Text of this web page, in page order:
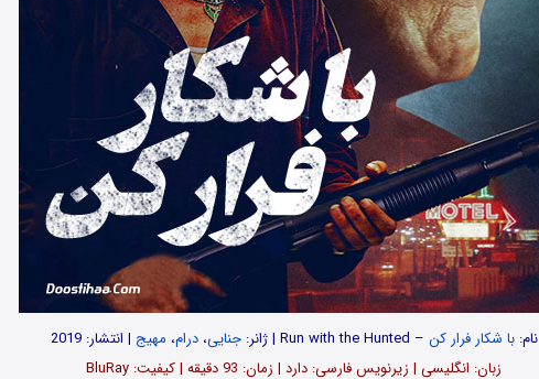
نام:با شکار فرار کن – Run with the Hunted | ژانر: جنایی،درام، مهیج | انتشار: 2019
زبان: انگلیسی | زیرنویس فارسی: دارد | زمان: 93 دقیقه | کیفیت: BluRay